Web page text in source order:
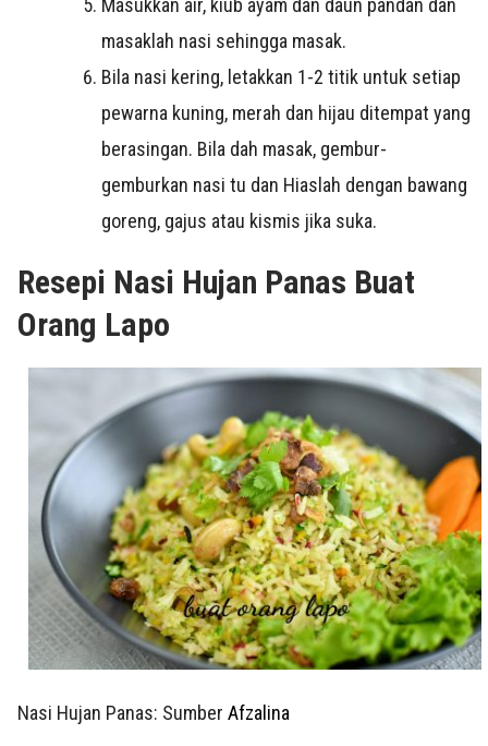
Masukkan air, kiub ayam dan daun pandan dan
masaklah nasi sehingga masak.
Bila nasi kering, letakkan 1-2 titik untuk setiap
pewarna kuning, merah dan hijau ditempat yang
berasingan. Bila dah masak, gembur-
gemburkan nasi tu dan Hiaslah dengan bawang
goreng, gajus atau kismis jika suka.
Resepi Nasi Hujan Panas Buat
Orang Lapo
Nasi Hujan Panas: Sumber Afzalina